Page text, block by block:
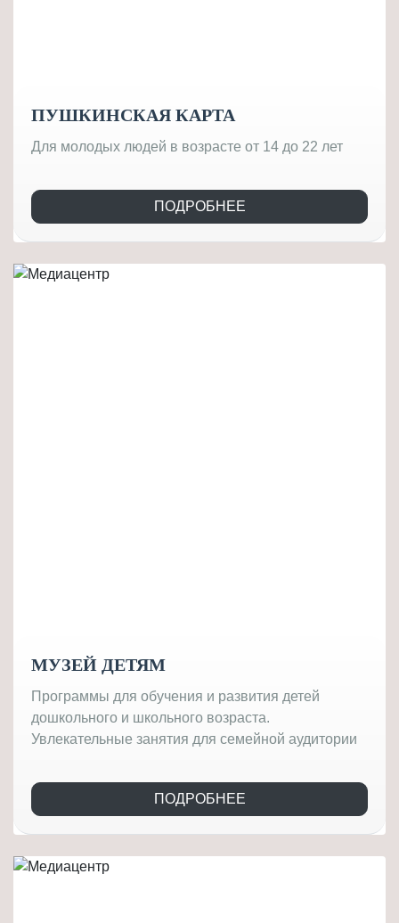
ПУШКИНСКАЯ КАРТА
Для молодых людей в возрасте от 14 до 22 лет
ПОДРОБНЕЕ
МУЗЕЙ ДЕТЯМ
Программы для обучения и развития детей
дошкольного и школьного возраста.
Увлекательные занятия для семейной аудитории
ПОДРОБНЕЕ